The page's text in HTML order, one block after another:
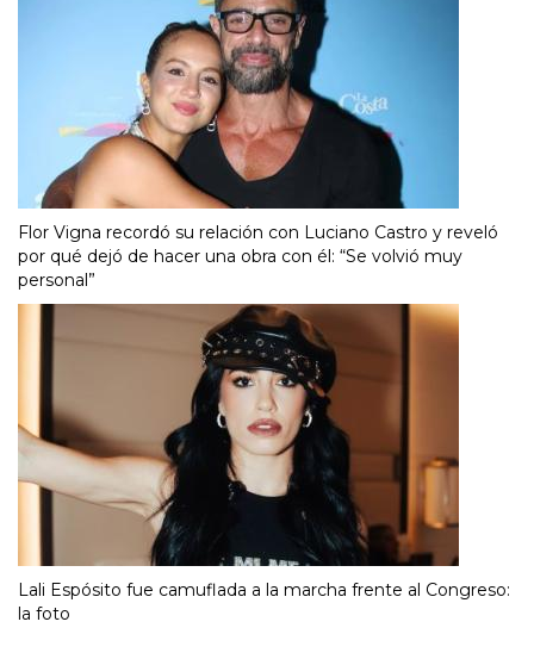
Flor Vigna recordó su relación con Luciano Castro y reveló
por qué dejó de hacer una obra con él: “Se volvió muy
personal”
Lali Espósito fue camuflada a la marcha frente al Congreso:
la foto